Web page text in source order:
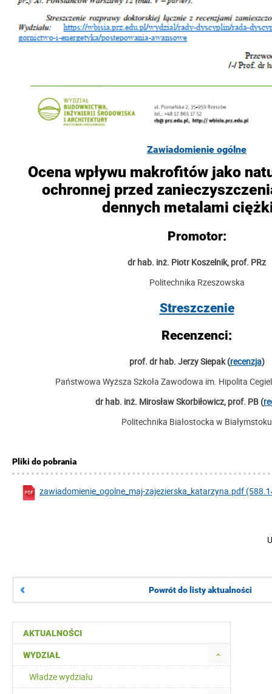
AKTUALNOŚCI
WYDZIAŁ
Władze wydziału
Zawiadomienie ogólne
Ocena wpływu makrofitów jako
ochronnej przed
dennych metalami
Promotor:
dr hab. inż. Piotr Koszelnik, prof. PRz
Politechnika Rzeszowska
Streszczenie
Recenzenci:
prof. dr hab. Jerzy Siepak (recenzja)
Państwowa Wyższa Szkoła Zawodowa im. Hipolita
dr hab. inż. Mirosław Skorbiłowicz, prof. PB (
Politechnika Białostocka w Białymstoku
Pliki do pobrania
zawiadomienie_ogolne_maj-zajezierska_katarzyna.pdf
Powrót do listy aktualności